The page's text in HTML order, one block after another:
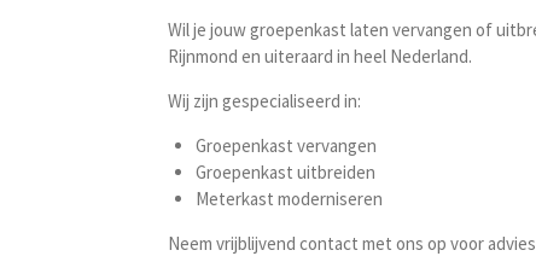
Wil je jouw groepenkast laten vervangen of
Rijnmond en uiteraard in heel Nederland.
Wij zijn gespecialiseerd in:
Groepenkast vervangen
Groepenkast uitbreiden
Meterkast moderniseren
Neem vrijblijvend contact met ons op voor